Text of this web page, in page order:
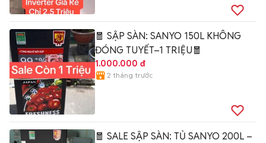
🧧 SẬP SÀN: SANYO 150L KHÔNG
ĐÓNG TUYẾT–1 TRIỆU🧧
1.000.000 đ
2 tháng trước
🧧 SALE SẬP SÀN: TỦ SANYO 200L –